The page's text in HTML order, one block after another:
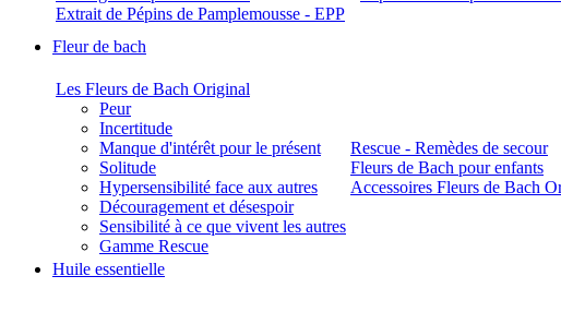
Extrait de Pépins de Pamplemousse - EPP
Fleur de bach
Les Fleurs de Bach Original
Peur
Incertitude
Manque d'intérêt pour le présent
Solitude
Hypersensibilité face aux autres
Découragement et désespoir
Sensibilité à ce que vivent les autres
Gamme Rescue
Rescue - Remèdes de secour
Fleurs de Bach pour enfants
Accessoires Fleurs de Bach
Huile essentielle